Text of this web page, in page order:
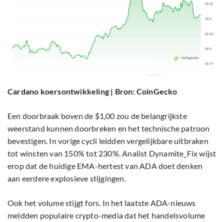
Cardano koersontwikkeling | Bron: CoinGecko
Een doorbraak boven de $1,00 zou de belangrijkste
weerstand kunnen doorbreken en het technische patroon
bevestigen. In vorige cycli leidden vergelijkbare uitbraken
tot winsten van 150% tot 230%. Analist Dynamite_Fix wijst
erop dat de huidige EMA-hertest van ADA doet denken
aan eerdere explosieve stijgingen.
Ook het volume stijgt fors. In het laatste ADA-nieuws
meldden populaire crypto-media dat het handelsvolume